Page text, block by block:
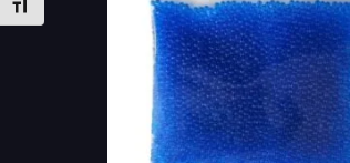
Alternar tamaño de letra